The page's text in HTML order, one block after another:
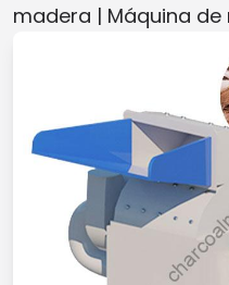
madera | Máquina